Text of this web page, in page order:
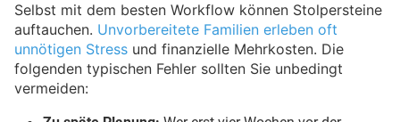
Selbst mit dem besten Workflow können Stolpersteine
auftauchen. Unvorbereitete Familien erleben oft
unnötigen Stress und finanzielle Mehrkosten. Die
folgenden typischen Fehler sollten Sie unbedingt
vermeiden: